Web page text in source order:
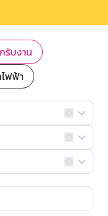
รับงาน
ฟฟ้า